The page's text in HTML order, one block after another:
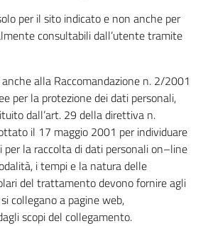
per il sito indicato e non anche per
consultabili dall’utente tramite
anche alla Raccomandazione n. 2/2001
per la protezione dei dati personali,
dall’art. 29 della direttiva n.
il 17 maggio 2001 per individuare
per la raccolta di dati personali on–line
i tempi e la natura delle
del trattamento devono fornire agli
collegano a pagine web,
scopi del collegamento.